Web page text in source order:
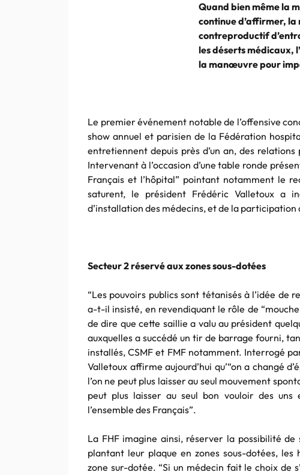
Quand bien même la
continue d’affirmer, la
contreproductif
les déserts médicaux,
la manœuvrepour
Le premier événement notable de l’offensive
show annuel et parisien de la Fédération
entretiennent depuis près d’un an, des
Intervenant à l’occasion d’une table ronde
Français et l’hôpital” pointant notamment le
saturent, le président Frédéric Valletouxa
d’installation des médecins, et de la participation
Secteur 2 réservé aux zones sous-dotées
“Les pouvoirs publics sont tétanisésà l’idée de
a-t-il insisté, en revendiquant le rôle de
de dire que cette saillie a valu au président
auxquelles a succédé un tir de barrage fourni,
installés,CSMF et FMFnotamment. Interrogé
Valletoux affirme aujourd’hui qu’“on a changé
l’on ne peut plus laisser au seul mouvement
peut plus laisser au seul bon vouloir des
l’ensemble des Français”.
La FHFimagine ainsi, réserver la possibilité de
plantant leur plaque en zones sous-dotées,
zone sur-dotée. “Si un médecin fait le choix de